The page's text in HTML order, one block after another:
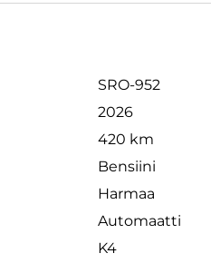
SRO-952
2026
420 km
Bensiini
Harmaa
Automaatti
K4